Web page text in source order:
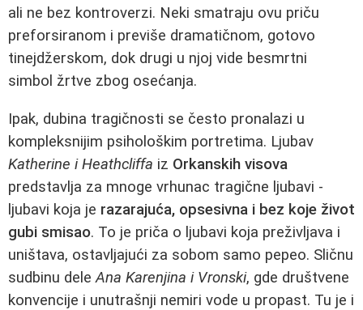
ali ne bez kontroverzi. Neki smatraju ovu priču
preforsiranom i previše dramatičnom, gotovo
tinejdžerskom, dok drugi u njoj vide besmrtni
simbol žrtve zbog osećanja.
Ipak, dubina tragičnosti se često pronalazi u
kompleksnijim psihološkim portretima. Ljubav
Katherine i Heathcliffa iz Orkanskih visova
predstavlja za mnoge vrhunac tragične ljubavi -
ljubavi koja je razarajuća, opsesivna i bez koje život
gubi smisao. To je priča o ljubavi koja preživljava i
uništava, ostavljajući za sobom samo pepeo. Sličnu
sudbinu deleAna Karenjina i Vronski, gde društvene
konvencije i unutrašnji nemiri vode u propast. Tu je i